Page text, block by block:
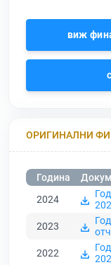
виж
ОРИГИНАЛНИ
Година
2024
2023
2022